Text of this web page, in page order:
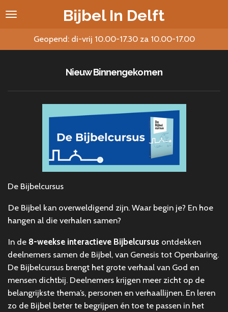
Ga
de
Bijbel In Delft
Geopend: di-vrij 10.00-17.30 za 10.00-17.00
Nieuw Binnengekomen
De Bijbelcursus
De Bijbel kan overweldigend zijn. Waar begin je? En hoe
hangen al die verhalen samen?
In de 8-weekse interactieve Bijbelcursus ontdekken
deelnemers samen de Bijbel, van Genesis tot Openbaring.
De Bijbelcursus brengt het grote verhaal van God en
mensen dichtbij. Deelnemers krijgen meer zicht op de
belangrijkste thema’s, personen en verhaallijnen. En leren
zo de Bijbel beter te begrijpen én toe te passen in het